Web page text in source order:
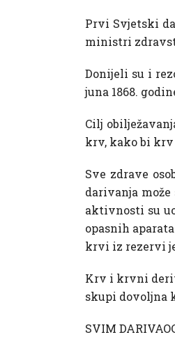
Prvi Svjetski
ministri
Donijeli su i
juna 1868.
Cilj
krv, kako bi krv
Sve zdrave
darivanja
aktivnosti su
opasnih
krvi iz rezervi
Krv i krvni
skupi dovoljna
SVIM